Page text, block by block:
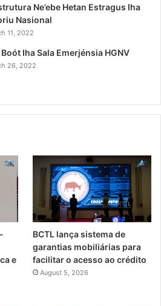
Ne’ebe Hetan Estragus Iha
Nasional
11, 2022
Iha Sala Emerjénsia HGNV
26, 2022
e
BCTL lança sistema de
garantias mobiliárias para
facilitar o acesso ao crédito
August 5, 2026